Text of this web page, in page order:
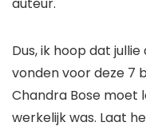
auteur.
Dus, ik hoop dat
vonden voor deze 7
Chandra Bose moet
werkelijk was. Laat